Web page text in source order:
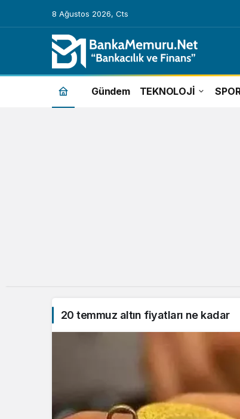
8 Ağustos 2026, Cts
20
temmuz
Gündem TEKNOLOJİ
20 temmuz altın fiyatları ne kadar